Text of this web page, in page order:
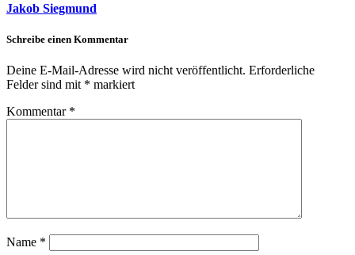
Jakob Siegmund
Schreibe einen Kommentar
Deine E-Mail-Adresse wird nicht veröffentlicht. Erforderliche
Felder sind mit * markiert
Kommentar *
Name *